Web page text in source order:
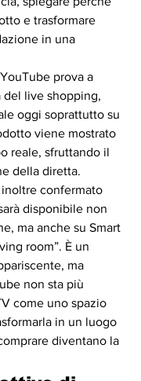
e trasformare
in una
prova a
del live shopping,
oggi soprattutto su
viene mostrato
reale, sfruttando il
della diretta.
confermato
disponibile non
ma anche su Smart
room”. È un
ma
non sta più
come uno spazio
in un luogo
diventano la